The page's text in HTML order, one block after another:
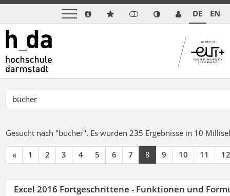
DE EN
Gesucht nach "bücher". Es wurden 235 Ergebnisse in 10
« 1 2 3 4 5 6 7 8 9 10 11 12
Excel 2016 Fortgeschrittene - Funktionen und